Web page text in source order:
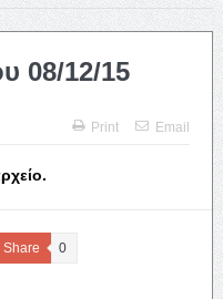
08/12/15
Print Email
Share 0